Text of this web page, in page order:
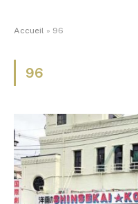
Accueil » 96
96